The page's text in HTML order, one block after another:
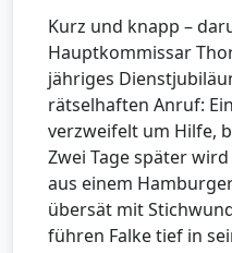
Kurz und knapp –
Hauptkommissar
jähriges
rätselhaften Anruf:
verzweifelt um Hilfe,
Zwei Tage später
aus einem
übersät mit
führen Falke tief in